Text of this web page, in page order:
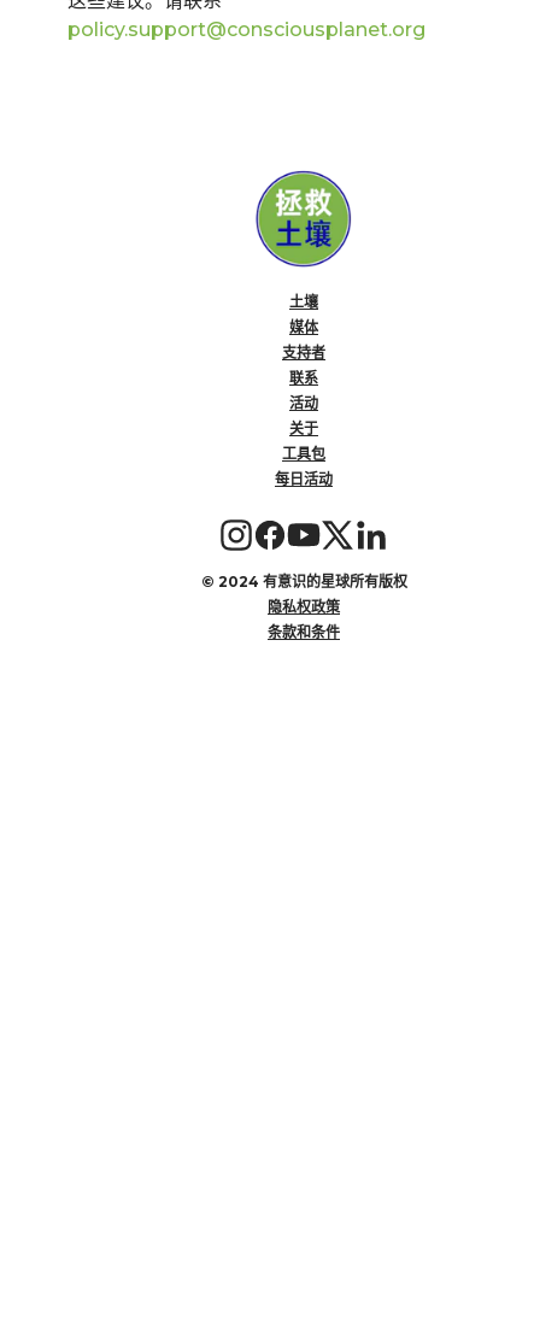
policy.support@consciousplanet.org
土壤
媒体
支持者
联系
活动
关于
工具包
每日活动
© 2024 有意识的星球所有版权
隐私权政策
条款和条件